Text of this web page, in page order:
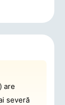
are
severă